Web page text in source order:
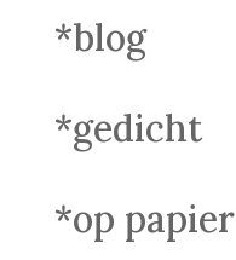
*blog
*gedicht
*op papier